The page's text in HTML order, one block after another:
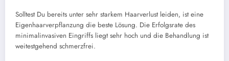
Solltest Du bereits unter sehr starkem Haarverlust leiden, ist eine
Eigenhaarverpflanzung die beste Lösung. Die Erfolgsrate des
minimalinvasiven Eingriffs liegt sehr hoch und die Behandlung ist
weitestgehend schmerzfrei.